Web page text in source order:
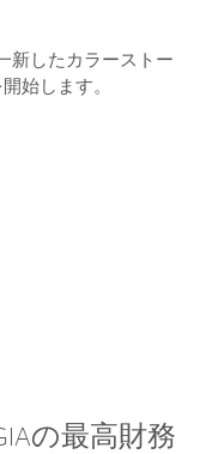
新したカラーストー
始します。
の最高財務